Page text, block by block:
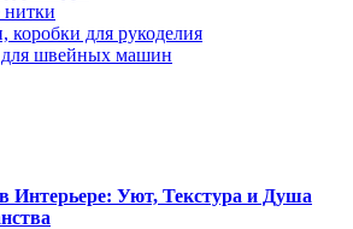
коробки для рукоделия
швейных машин
Интерьере: Уют, Текстура и Душа